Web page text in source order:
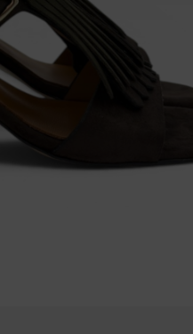
dei loro servizi.